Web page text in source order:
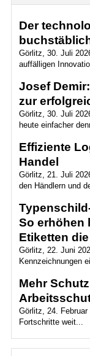
Der
Görlitz, 30. Juli
auffälligen
Josef
zur
Görlitz, 30. Juli
heute einfacher
Effiziente
Handel
Görlitz, 21. Juli
den Händlern und
So erhöhen
Etiketten
Görlitz, 22. Juni
Kennzeichnungen
Mehr
Görlitz, 24.
Fortschritte weit...